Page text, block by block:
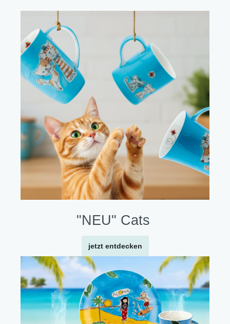
"NEU" Cats
jetzt entdecken